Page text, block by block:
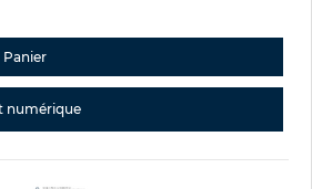
numérique